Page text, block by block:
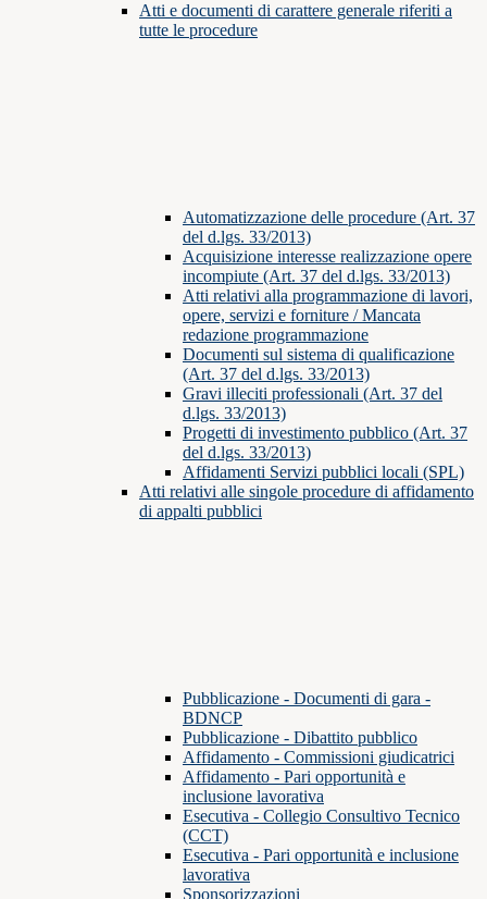
Atti e documenti di carattere generale riferiti a
tutte le procedure
Automatizzazione delle procedure (Art. 37
del d.lgs. 33/2013)
Acquisizione interesse realizzazione opere
incompiute (Art. 37 del d.lgs. 33/2013)
Atti relativi alla programmazione di lavori,
opere, servizi e forniture / Mancata
redazione programmazione
Documenti sul sistema di qualificazione
(Art. 37 del d.lgs. 33/2013)
Gravi illeciti professionali (Art. 37 del
d.lgs. 33/2013)
Progetti di investimento pubblico (Art. 37
del d.lgs. 33/2013)
Affidamenti Servizi pubblici locali (SPL)
Atti relativi alle singole procedure di affidamento
di appalti pubblici
Pubblicazione - Documenti di gara -
BDNCP
Pubblicazione - Dibattito pubblico
Affidamento - Commissioni giudicatrici
Affidamento - Pari opportunità e
inclusione lavorativa
Esecutiva - Collegio Consultivo Tecnico
(CCT)
Esecutiva - Pari opportunità e inclusione
lavorativa
Sponsorizzazioni